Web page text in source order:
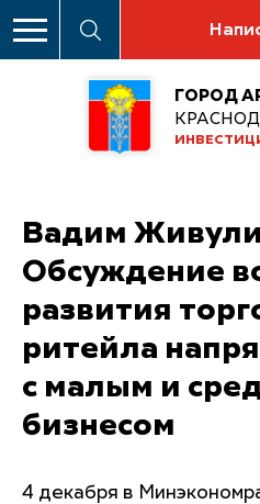
ГОРОД
Вадим
Обсуждение
развития
ритейла
с малым и
бизнесом
4 декабря в